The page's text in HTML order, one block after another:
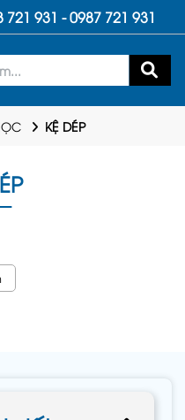
721 931 -0987 721 931
KỆ DÉP